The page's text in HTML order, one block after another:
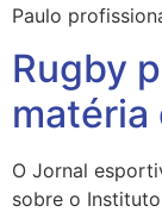
Paulo
Rugby
matéria
O Jornal
sobre o